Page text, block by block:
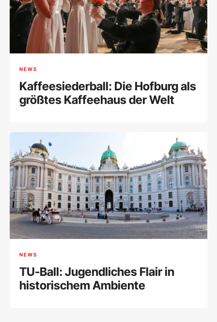
NEWS
Kaffeesiederball: Die Hofburg als
größtes Kaffeehaus der Welt
NEWS
TU-Ball: Jugendliches Flair in
historischem Ambiente